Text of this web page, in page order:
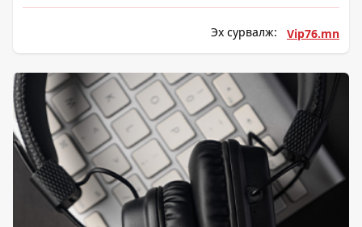
Эх сурвалж: Vip76.mn